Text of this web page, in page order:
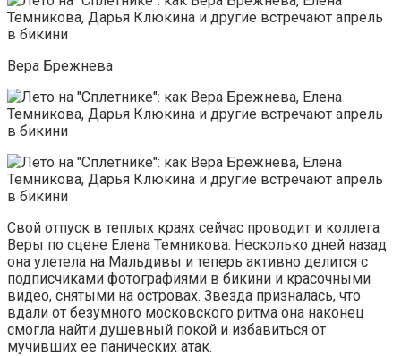
Вера Брежнева
Свой отпуск в теплых краях сейчас проводит и коллега
Веры по сцене Елена Темникова. Несколько дней назад
она улетела на Мальдивы и теперь активно делится с
подписчиками фотографиями в бикини и красочными
видео, снятыми на островах. Звезда призналась, что
вдали от безумного московского ритма она наконец
смогла найти душевный покой и избавиться от
мучивших ее панических атак.